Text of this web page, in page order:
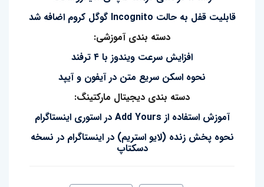
قابلیت قفل به حالت Incognito گوگل کروم اضافه شد
دسته بندی آموزشی:
افزایش سرعت ویندوز با ۴ ترفند
نحوه اسکن سریع متن در آیفون و آیپد
دسته بندی دیجیتال مارکتینگ:
آموزش استفاده از Add Yours در استوری اینستاگرام
نحوه پخش زنده (لایو استریم) در اینستاگرام در نسخه
دسکتاپ